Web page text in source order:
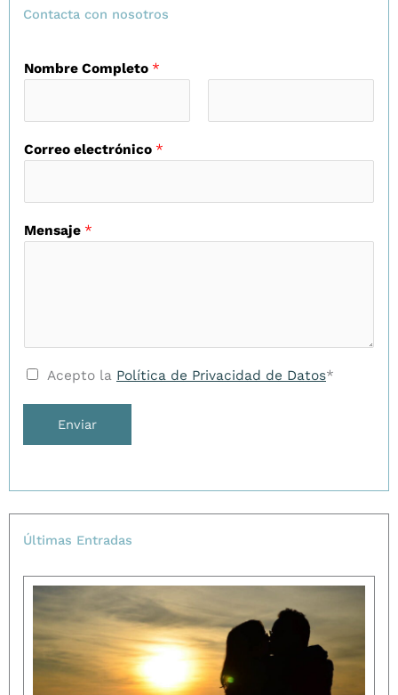
Contacta con nosotros
Nombre Completo *
Correo electrónico *
Mensaje *
Acepto la Política de Privacidad de Datos*
Enviar
Últimas Entradas